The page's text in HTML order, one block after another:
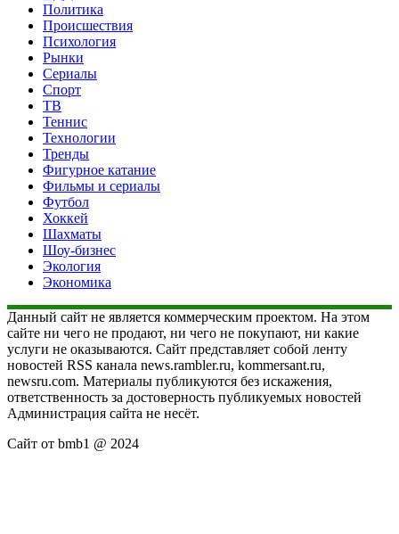
Политика
Происшествия
Психология
Рынки
Сериалы
Спорт
ТВ
Теннис
Технологии
Тренды
Фигурное катание
Фильмы и сериалы
Футбол
Хоккей
Шахматы
Шоу-бизнес
Экология
Экономика
Данный сайт не является коммерческим проектом. На этом
сайте ни чего не продают, ни чего не покупают, ни какие
услуги не оказываются. Сайт представляет собой ленту
новостей RSS канала news.rambler.ru, kommersant.ru,
newsru.com. Материалы публикуются без искажения,
ответственность за достоверность публикуемых новостей
Администрация сайта не несёт.
Сайт от bmb1 @ 2024